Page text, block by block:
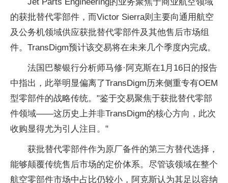
的获批替代零部件，而Victor Sierra则主要向通用航空
及公务机领域供应获批替代零部件及其他售后市场组
件。TransDigm预计该交易将在未来几个季度内完成。
法国巴黎银行分析师马修·阿克斯在1月16日的报告
中指出，此举明显偏离了TransDigm历来侧重专有OEM
型零部件的战略传统。"鉴于交易聚焦于获批替代零部
件领域——这历史上并非TransDigm的核心方向，此次
收购显得尤为引人注目。"
获批替代零部件作为原厂备件的第三方替代选择，
能够颠覆传统售后市场的定价体系。尽管该领域在整个
航空零部件市场中占比仍较小，阿克斯认为其足以容纳